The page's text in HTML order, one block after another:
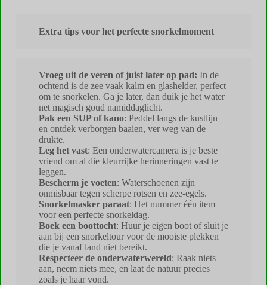
Extra tips voor het perfecte snorkelmoment
Vroeg uit de veren of juist later op pad: In de
ochtend is de zee vaak kalm en glashelder, perfect
om te snorkelen. Ga je later, dan duik je het water
net magisch goud namiddaglicht.
Pak een SUP of kano: Peddel langs de kustlijn
en ontdek verborgen baaien, ver weg van de
drukte.
Leg het vast: Een onderwatercamera is je beste
vriend om al die kleurrijke herinneringen vast te
leggen.
Bescherm je voeten: Waterschoenen zijn
onmisbaar tegen scherpe rotsen en zee-egels.
Snorkelmasker paraat: Het nummer één item
voor een perfecte snorkeldag.
Boek een boottocht: Huur je eigen boot of sluit je
aan bij een snorkeltour voor de mooiste plekken
die je vanaf land niet bereikt.
Respecteer de onderwaterwereld: Raak niets
aan, neem niets mee, en laat de natuur precies
zoals je haar vond.